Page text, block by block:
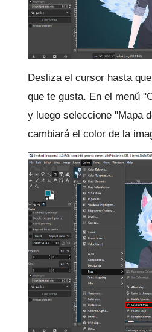
Desliza el cursor hasta
que te gusta. En el menú
y luego seleccione "Mapa
cambiará el color de la